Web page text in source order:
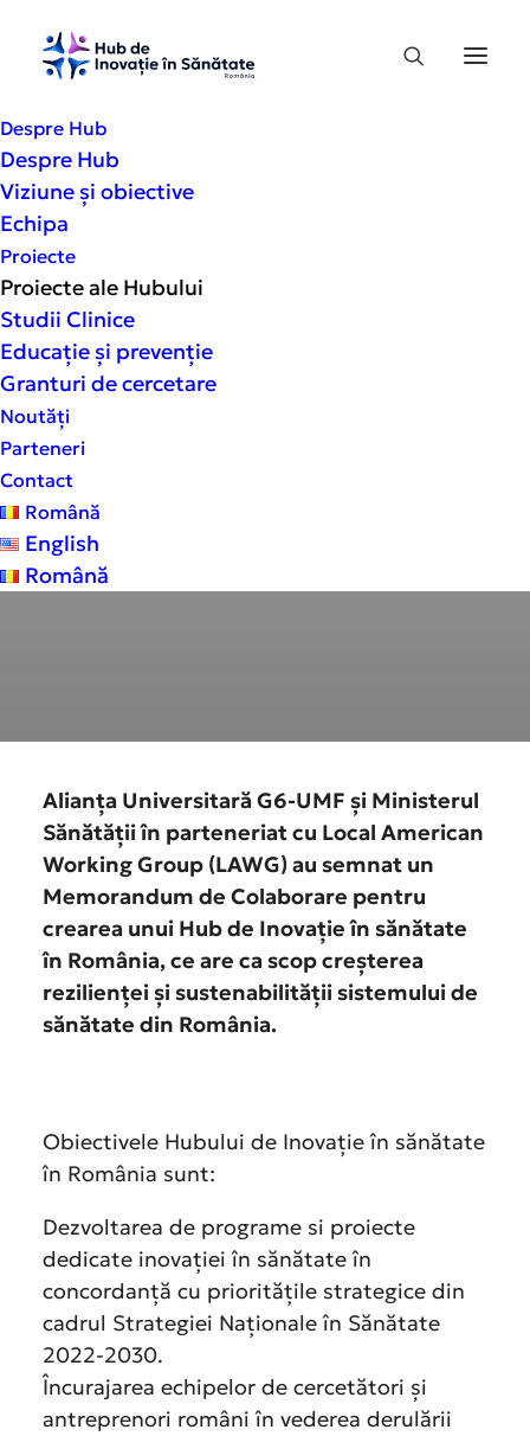
Despre Hub
Despre Hub
Viziune și obiective
Echipa
Proiecte
Proiecte ale Hubului
Studii Clinice
Educație și prevenție
Granturi de cercetare
Noutăți
Parteneri
Contact
Română
English
Română
InArticole de presă
Memorandum de
Colaborare pentru
crearea unui Hub de
Inovație în sănătate
Alianța Universitară G6-UMF și Ministerul
Sănătății în parteneriat cu Local American
Working Group (LAWG) au semnat un
Memorandum de Colaborare pentru
crearea unui Hub de Inovație în sănătate
în România, ce are ca scop creșterea
rezilienței și sustenabilității sistemului de
sănătate din România.
Obiectivele Hubului de Inovație în sănătate
în România sunt:
Dezvoltarea de programe si proiecte
dedicate inovației în sănătate în
concordanță cu prioritățile strategice din
cadrul Strategiei Naționale în Sănătate
2022-2030.
Încurajarea echipelor de cercetători și
antreprenori români în vederea derulării